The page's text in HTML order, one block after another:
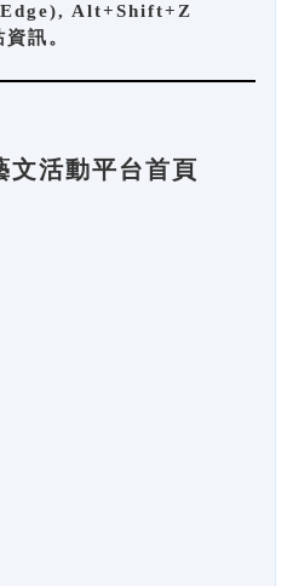
Alt+Shift+Z
訊。
文活動平台首頁